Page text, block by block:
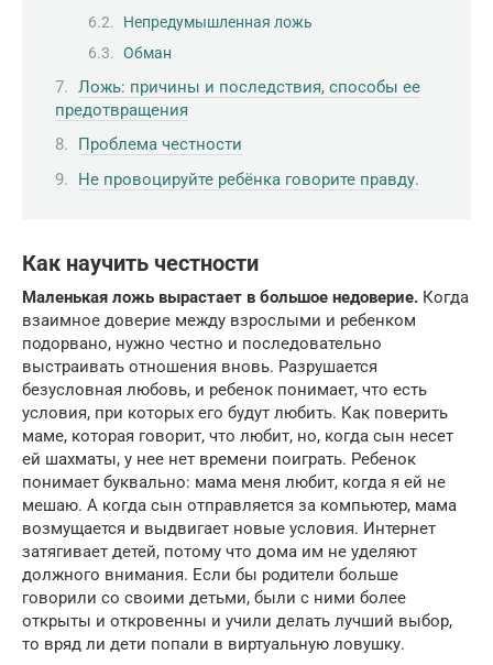
Непредумышленная ложь
Обман
Ложь: причины и последствия, способы ее
предотвращения
Проблема честности
Не провоцируйте ребёнка говорите правду.
Как научить честности
Маленькая ложь вырастает в большое недоверие. Когда
взаимное доверие между взрослыми и ребенком
подорвано, нужно честно и последовательно
выстраивать отношения вновь. Разрушается
безусловная любовь, и ребенок понимает, что есть
условия, при которых его будут любить. Как поверить
маме, которая говорит, что любит, но, когда сын несет
ей шахматы, у нее нет времени поиграть. Ребенок
понимает буквально: мама меня любит, когда я ей не
мешаю. А когда сын отправляется за компьютер, мама
возмущается и выдвигает новые условия. Интернет
затягивает детей, потому что дома им не уделяют
должного внимания. Если бы родители больше
говорили со своими детьми, были с ними более
открыты и откровенны и учили делать лучший выбор,
то вряд ли дети попали в виртуальную ловушку.